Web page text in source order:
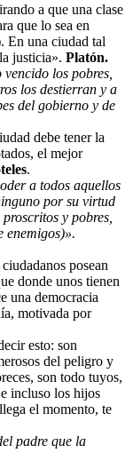
a que una clase
que lo sea en
En una ciudad tal
justicia». Platón.
los pobres,
los destierran y a
del gobierno y de
debe tener la
el mejor
.
a todos aquellos
por su virtud
y pobres,
enemigos)».
posean
donde unos tienen
una democracia
motivada por
esto: son
del peligro y
son todo tuyos,
incluso los hijos
el momento, te
padre que la